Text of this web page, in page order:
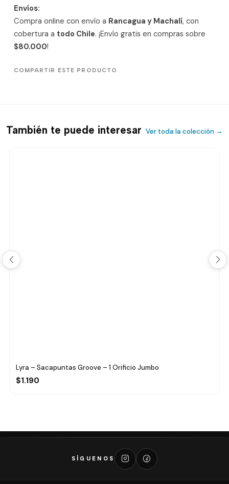
Envíos:
Compra online con envío a Rancagua y Machalí, con
cobertura a todo Chile. ¡Envío gratis en compras sobre
$80.000!
COMPARTIR ESTE PRODUCTO
También te puede interesar Ver toda la colección →
Lyra – Sacapuntas Groove – 1 Orificio Jumbo
$1.190
SÍGUENOS